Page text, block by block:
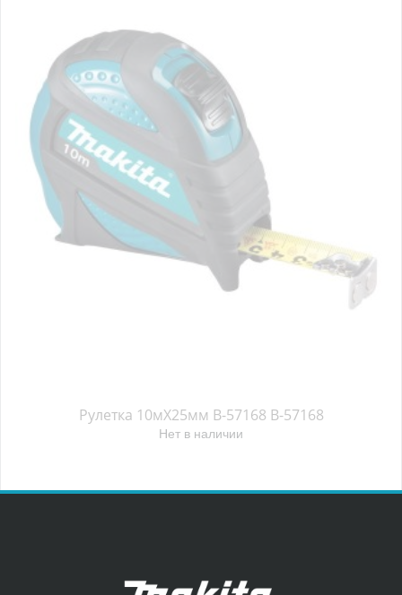
Рулетка 10мX25мм B-57168 B-57168
Нет в наличии